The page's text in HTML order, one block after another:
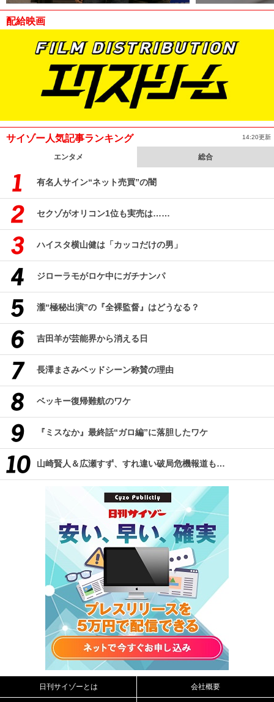
配給映画
サイゾー人気記事ランキング 14:20更新
エンタメ 総合
有名人サイン“ネット売買”の闇
セクゾがオリコン1位も実売は……
ハイスタ横山健は「カッコだけの男」
ジローラモがロケ中にガチナンパ
瀧“極秘出演”の『全裸監督』はどうなる？
吉田羊が芸能界から消える日
長澤まさみベッドシーン称賛の理由
ベッキー復帰難航のワケ
『ミスなか』最終話“ガロ編”に落胆したワケ
山崎賢人＆広瀬すず、すれ違い破局危機報道も…
日刊サイゾーとは 会社概要